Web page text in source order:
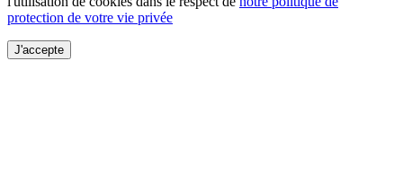
protection de votre vie privée
J'accepte